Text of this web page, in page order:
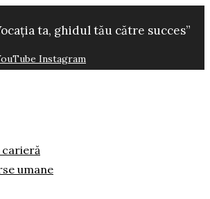
ta, ghidul tău către succes”
Instagram
carieră
umane